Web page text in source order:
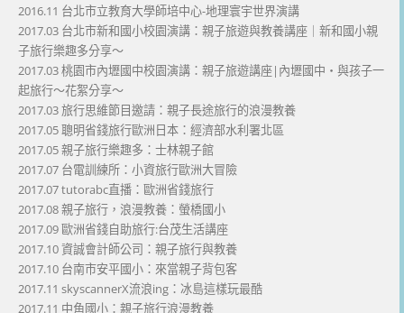
2016.11 台北市立教育大學師培中心-地理寰宇世界演講
2017.03 台北市新和國小校園演講：親子旅遊與教養講座｜新和國小親
子旅行樂趣多分享～
2017.03 桃園市內壢國中校園演講：親子旅遊講座|內壢國中・與孩子一
起旅行～花絮分享～
2017.03 旅行思維節目邀請：親子長途旅行的浪漫教養
2017.05 聰明省錢旅行歐洲日本：經濟部水利署北區
2017.05 親子旅行樂趣多：士林親子館
2017.07 台電訓練所：小資旅行歐洲大冒險
2017.07 tutorabc直播：歐洲省錢旅行
2017.08 親子旅行，浪漫教養：螢橋國小
2017.09 歐洲省錢自助旅行:台茂生活講座
2017.10 資誠會計師公司：親子旅行與教養
2017.10 台南市安平國小：來當親子背包客
2017.11 skyscannerX流浪ing：冰島這樣玩最酷
2017.11 中角國小：親子旅行浪漫教養